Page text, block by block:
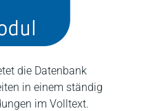
die Datenbank
in einem ständig
im Volltext.